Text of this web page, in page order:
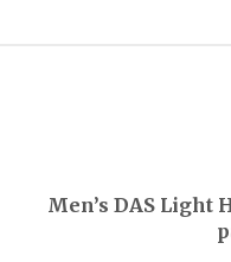
Men’s DAS Light